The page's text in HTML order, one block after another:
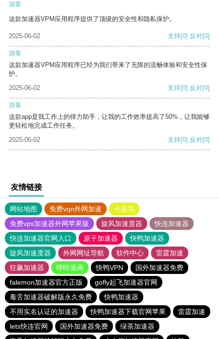
游客
这款加速器VPM应用程序提供了顶级的安全性和隐私保护。
2025-06-02 支持[0] 反对[0]
游客
这款加速器VPM应用程序已经为我们带来了无限的流畅体验和安全性保
护。
2025-06-02
支持[0] 反对[0]
游客
这款app是我工作上的得力助手，让我的工作效率提高了50%，让我能够
更轻松地完成工作任务。
2025-06-02
支持[0] 反对[0]
友情链接
网站地图 免费vqn外网加速
小蓝鸟
免费vps加速器外网苹果版
旋风加速度器
快连加速器
快连加速器官网入口
原子加速器
快鸭加速器
旋风加速度器
外网网址导航 软件中心
雷霆加速
狂飙加速器
哔咔漫画 快鸭VPN
国外加速器免费
falemon加速器官方正版
gofly起飞加速器官网
毒舌加速器破解版永久免费
快鸭加速器
不用实名认证的加速器
快鸭加速器下载官网苹果
雷霆加速
lets快连官网
国外加速器免费
绿茶加速器